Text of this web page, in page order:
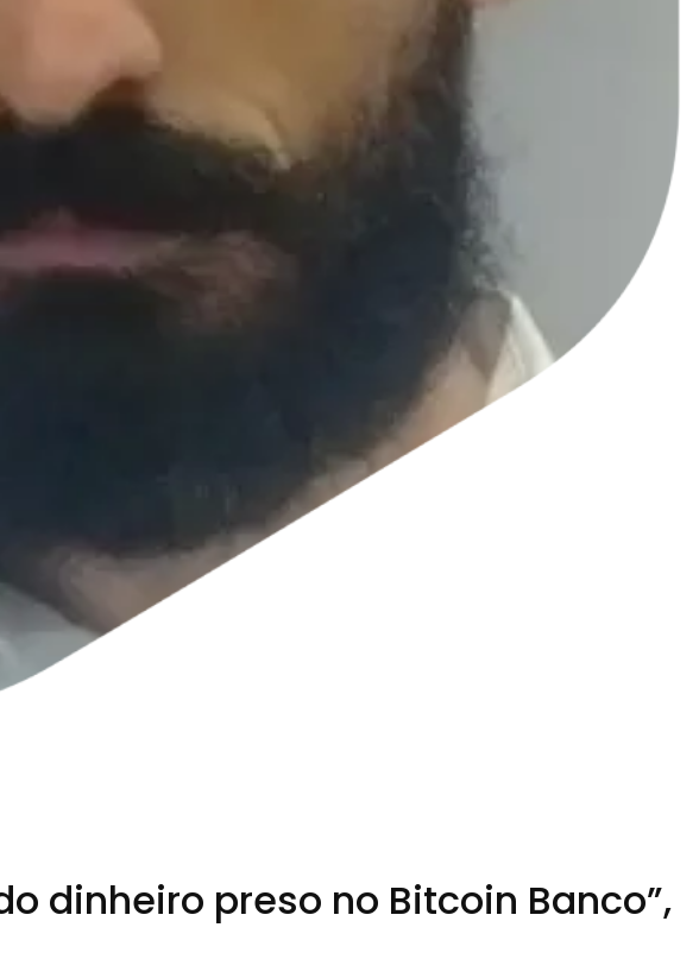
dinheiro preso no Bitcoin Banco”,